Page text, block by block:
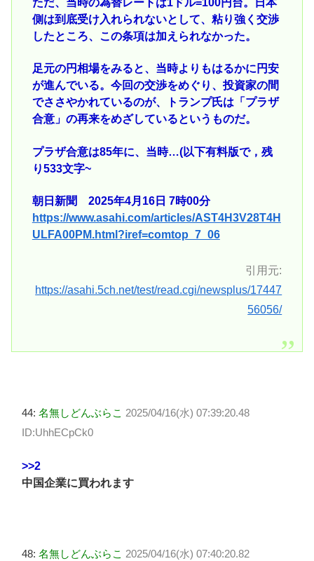
側は到底受け入れられないとして、粘り強く交渉
したところ、この条項は加えられなかった。
足元の円相場をみると、当時よりもはるかに円安
が進んでいる。今回の交渉をめぐり、投資家の間
でささやかれているのが、トランプ氏は「プラザ
合意」の再来をめざしているというものだ。
プラザ合意は85年に、当時…(以下有料版で，残
り533文字~
朝日新聞 2025年4月16日 7時00分
https://www.asahi.com/articles/AST4H3V28T4H
ULFA00PM.html?iref=comtop_7_06
引用元:
https://asahi.5ch.net/test/read.cgi/newsplus/17447
56056/
44: 名無しどんぶらこ 2025/04/16(水) 07:39:20.48
ID:UhhECpCk0
>>2
中国企業に買われます
48: 名無しどんぶらこ 2025/04/16(水) 07:40:20.82